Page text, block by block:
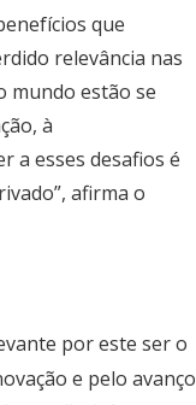
que
relevância nas
mundo estão se
à
a esses desafios é
afirma o
por este ser o
e pelo avanço